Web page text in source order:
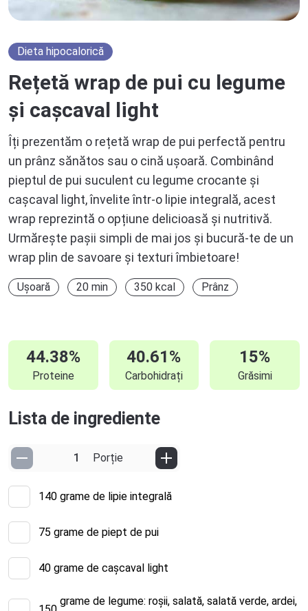
Dieta hipocalorică
Rețetă wrap de pui cu legume
și cașcaval light
Îți prezentăm o rețetă wrap de pui perfectă pentru
un prânz sănătos sau o cină ușoară. Combinând
pieptul de pui suculent cu legume crocante și
cașcaval light, învelite într-o lipie integrală, acest
wrap reprezintă o opțiune delicioasă și nutritivă.
Urmărește pașii simpli de mai jos și bucură-te de un
wrap plin de savoare și texturi îmbietoare!
Ușoară 20 min 350 kcal Prânz
44.38%
Proteine
40.61%
Carbohidrați
15%
Grăsimi
Lista de ingrediente
Porție
140 grame de lipie integrală
75 grame de piept de pui
40 grame de cașcaval light
grame de legume: roșii, salată, salată verde, ardei,